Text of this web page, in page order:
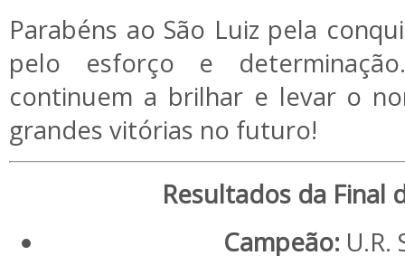
Parabéns ao São Luiz pela
pelo esforço e
continuem a brilhar e levar o
grandes vitórias no futuro!
Resultados da Final
Campeão: U.R.